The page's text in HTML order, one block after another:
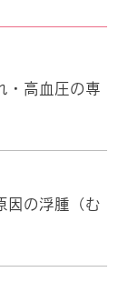
・高血圧の専
因の浮腫（む